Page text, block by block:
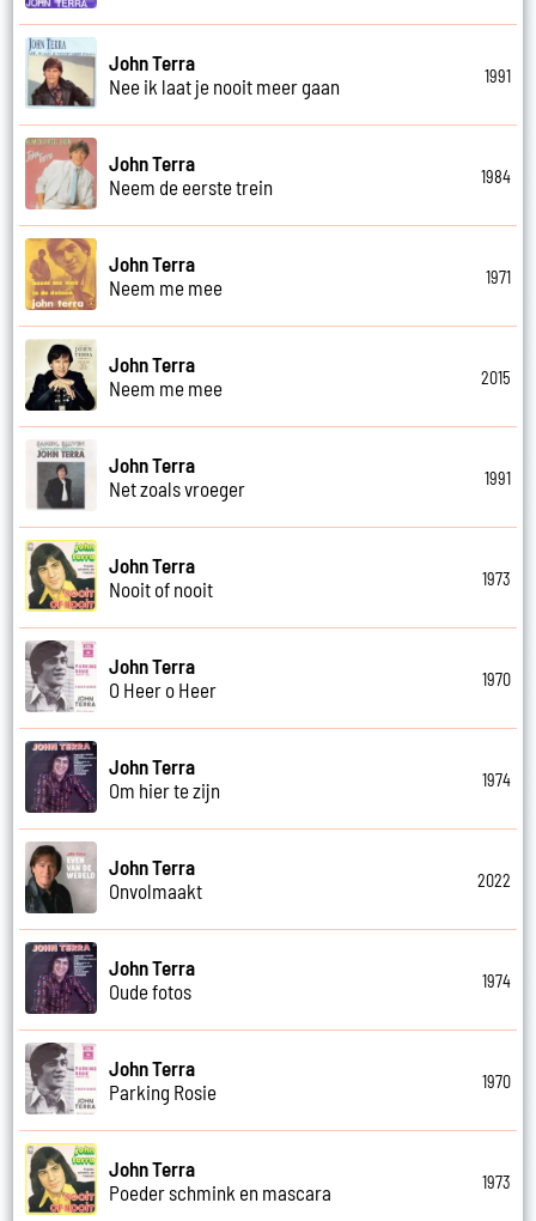
John Terra
Nee ik laat je nooit meer gaan
1991
John Terra
Neem de eerste trein
1984
John Terra
Neem me mee
1971
John Terra
Neem me mee
2015
John Terra
Net zoals vroeger
1991
John Terra
Nooit of nooit
1973
John Terra
O Heer o Heer
1970
John Terra
Om hier te zijn
1974
John Terra
Onvolmaakt
2022
John Terra
Oude fotos
1974
John Terra
Parking Rosie
1970
John Terra
Poeder schmink en mascara
1973